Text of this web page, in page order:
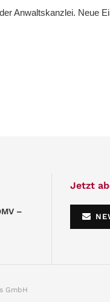
Anwaltskanzlei. Neue
–
Jetzt
GmbH